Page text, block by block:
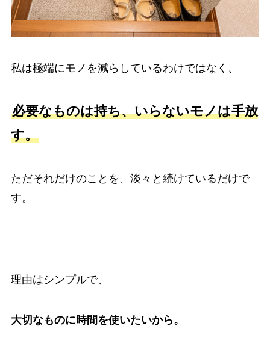
私は極端にモノを減らしているわけではなく、
必要なものは持ち、いらないモノは手放
す。
ただそれだけのことを、淡々と続けているだけで
す。
理由はシンプルで、
大切なものに時間を使いたいから。